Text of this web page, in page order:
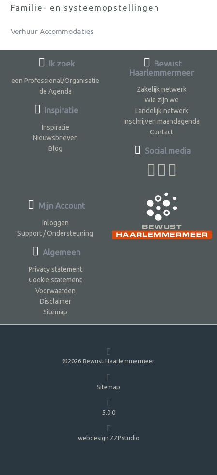
Familie- en systeemopstellingen
Verhuur Accommodaties
Ik zoek
een Professional/Organisatie
de Agenda
Inspiratie
Inspiratie
Nieuwsbrieven
Blog
Bewust
Haarlemmermeer
Zakelijk netwerk
Wie zijn we
Landelijk netwerk
Inschrijven maandagenda
Contact
Social media
Mijn Account
Inloggen
Support / Ondersteuning
Algemeen
Privacy statement
Cookie statement
Voorwaarden
Disclaimer
Sitemap
©2026 Bewust Haarlemmermeer
Sitemap
5.0.0
webdesign ZZPstudio